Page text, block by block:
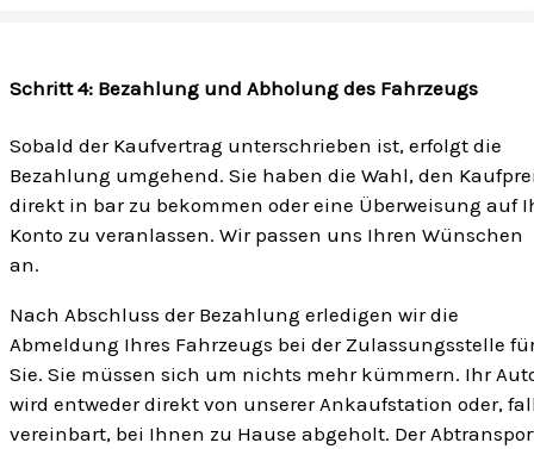
Schritt 4: Bezahlung und Abholung des Fahrzeugs
Sobald der Kaufvertrag unterschrieben ist, erfolgt die
Bezahlung umgehend. Sie haben die Wahl, den
direkt in bar zu bekommen oder eine Überweisung auf
Konto zu veranlassen. Wir passen uns Ihren Wünschen
an.
Nach Abschluss der Bezahlung erledigen wir die
Abmeldung Ihres Fahrzeugs bei der Zulassungsstelle
Sie. Sie müssen sich um nichts mehr kümmern. Ihr
wird entweder direkt von unserer Ankaufstation oder,
vereinbart, bei Ihnen zu Hause abgeholt. Der